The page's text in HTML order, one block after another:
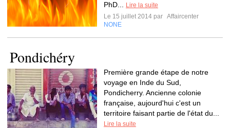
PhD...
Lire la suite
Le 15 juillet 2014 par Affaircenter
NONE
Pondichéry
Première grande étape de notre
voyage en Inde du Sud,
Pondicherry. Ancienne colonie
française, aujourd'hui c'est un
territoire faisant partie de l'état du...
Lire la suite